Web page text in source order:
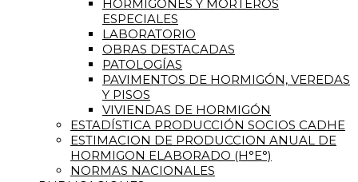
HORMIGONES Y MORTEROS
ESPECIALES
LABORATORIO
OBRAS DESTACADAS
PATOLOGÍAS
PAVIMENTOS DE HORMIGÓN, VEREDAS
Y PISOS
VIVIENDAS DE HORMIGÓN
ESTADÍSTICA PRODUCCIÓN SOCIOS CADHE
ESTIMACION DE PRODUCCION ANUAL DE
HORMIGON ELABORADO (H°E°)
NORMAS NACIONALES